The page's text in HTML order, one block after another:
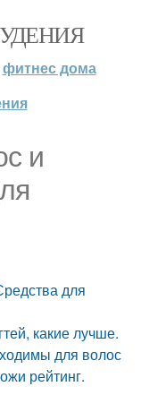
фитнес дома
и
для
какие лучше.
для волос
рейтинг.